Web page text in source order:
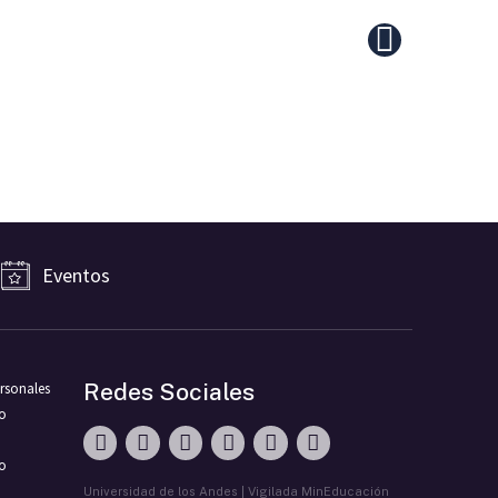
Eventos
Redes Sociales
Universidad de los Andes | Vigilada MinEducación